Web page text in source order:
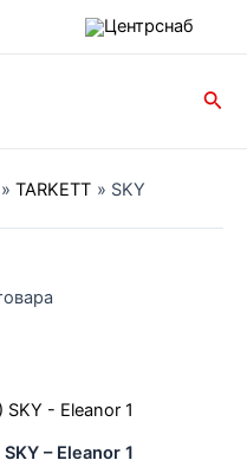
TARKETT SKY
– Eleanor 1